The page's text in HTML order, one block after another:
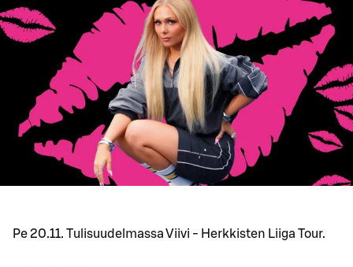
Pe 20.11. Tulisuudelmassa Viivi - Herkkisten Liiga Tour.